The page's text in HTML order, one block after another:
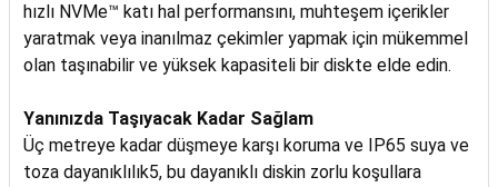
hızlı NVMe™ katı hal performansını, muhteşem içerikler
yaratmak veya inanılmaz çekimler yapmak için mükemmel
olan taşınabilir ve yüksek kapasiteli bir diskte elde edin.
Yanınızda Taşıyacak Kadar Sağlam
Üç metreye kadar düşmeye karşı koruma ve IP65 suya ve
toza dayanıklılık5, bu dayanıklı diskin zorlu koşullara